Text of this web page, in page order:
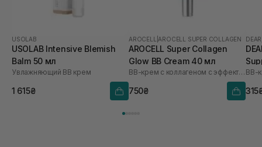
USOLAB
USOLAB Intensive Blemish
Balm 50 мл
Увлажняющий ВВ крем
1 615₴
AROCELL AROCELL SUPER COLLAGEN
AROCELL Super Collagen
Glow BB Cream 40 мл
ВВ-крем с коллагеном с эффектом сияния
750₴
40
ВВ-